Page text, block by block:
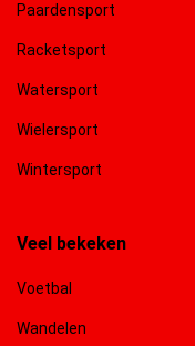
Paardensport
Racketsport
Watersport
Wielersport
Wintersport
Veel bekeken
Voetbal
Wandelen